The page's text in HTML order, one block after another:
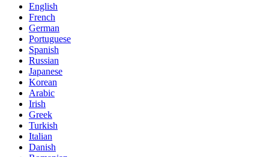
English
French
German
Portuguese
Spanish
Russian
Japanese
Korean
Arabic
Irish
Greek
Turkish
Italian
Danish